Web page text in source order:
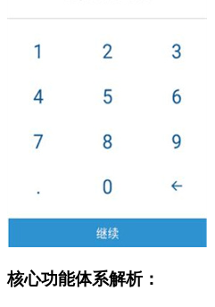
核心功能体系解析：